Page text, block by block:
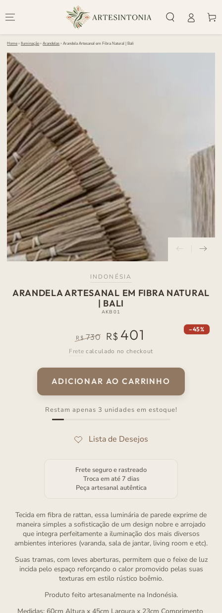
CONTEÚDO
Home › Iluminação ›Arandelas ›Arandela Artesanal em Fibra Natural | Bali
PULAR PARA
INFORMAÇÕES DO
PRODUTO
INDONÉSIA
ARANDELA ARTESANAL EM FIBRA NATURAL
| BALI
AKB01
Preço
R$ 730
Preço
venda
R$ 401 –45%
Frete calculado no checkout
ADICIONAR AO CARRINHO
Restam apenas 3 unidades em estoque!
Frete seguro e rastreado
Troca em até 7 dias
Peça artesanal autêntica
Tecida em fibra de rattan, essa luminária de parede exprime de
maneira simples a sofisticação de um design nobre e arrojado
que integra perfeitamente a iluminação dos mais diversos
ambientes interiores (varanda, sala de jantar, living room e etc).
Suas tramas, com leves aberturas, permitem que o feixe de luz
incida pelo espaço reforçando o calor promovido pelas suas
texturas em estilo rústico boêmio.
Produto feito artesanalmente na Indonésia.